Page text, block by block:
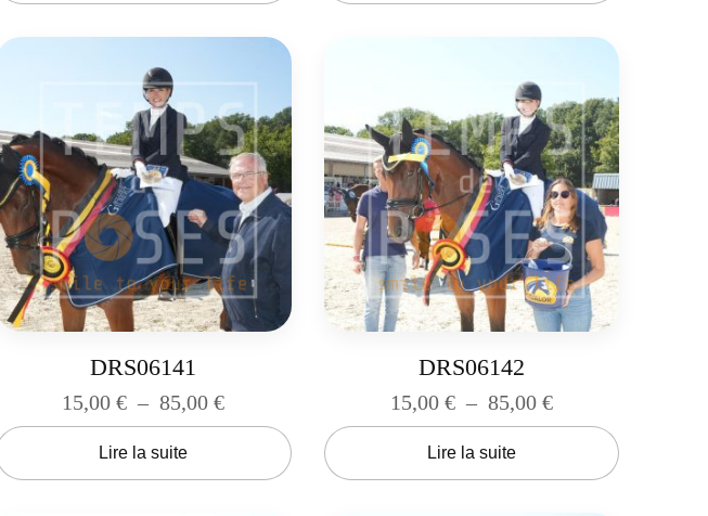
DRS06141
15,00€ – 85,00€
Lire la suite
DRS06142
15,00 € – 85,00 €
Lire la suite